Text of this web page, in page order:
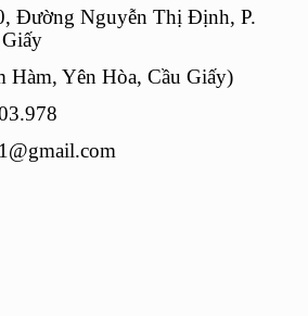
Đường Nguyễn Thị Định, P.
Hàm, Yên Hòa, Cầu Giấy)